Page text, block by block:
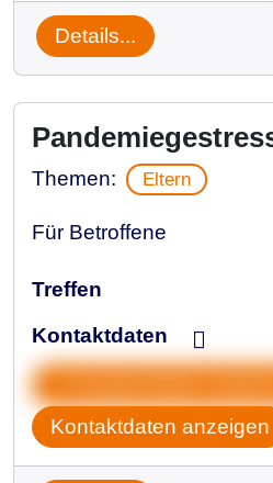
Details...
Themen: Eltern
Für Betroffene
Treffen
Kontaktdaten
Kontaktdaten anzeigen